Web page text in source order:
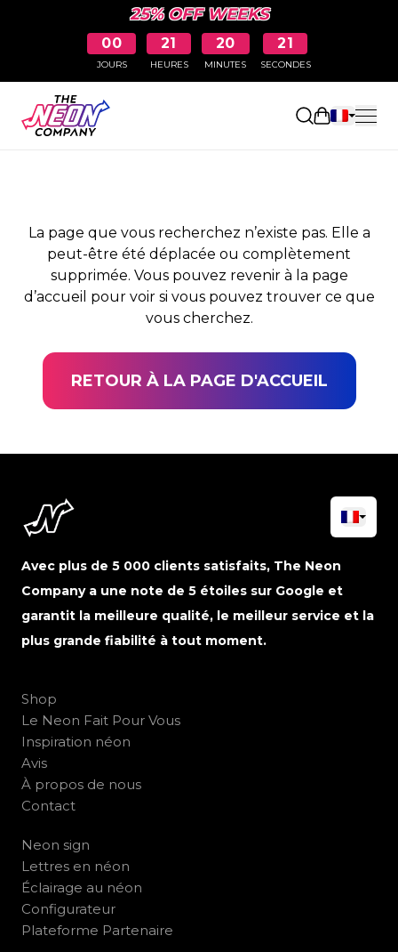
25% OFF WEEKS
00
JOURS
21
HEURES
20
MINUTES
21
SECONDES
Ouvrir le
PAGE NON TROUVÉE
La page que vous recherchez n’existe pas. Elle a
peut-être été déplacée ou complètement
supprimée. Vous pouvez revenir à la page
d’accueil pour voir si vous pouvez trouver ce que
vous cherchez.
RETOUR À LA PAGE D'ACCUEIL
Avec plus de 5 000 clients satisfaits, The Neon
Company a une note de 5 étoiles sur Google et
garantit la meilleure qualité, le meilleur service et la
plus grande fiabilité à tout moment.
Shop
Le Neon Fait Pour Vous
Inspiration néon
Avis
À propos de nous
Contact
Neon sign
Lettres en néon
Éclairage au néon
Configurateur
Plateforme Partenaire